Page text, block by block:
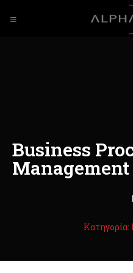
Business
Management